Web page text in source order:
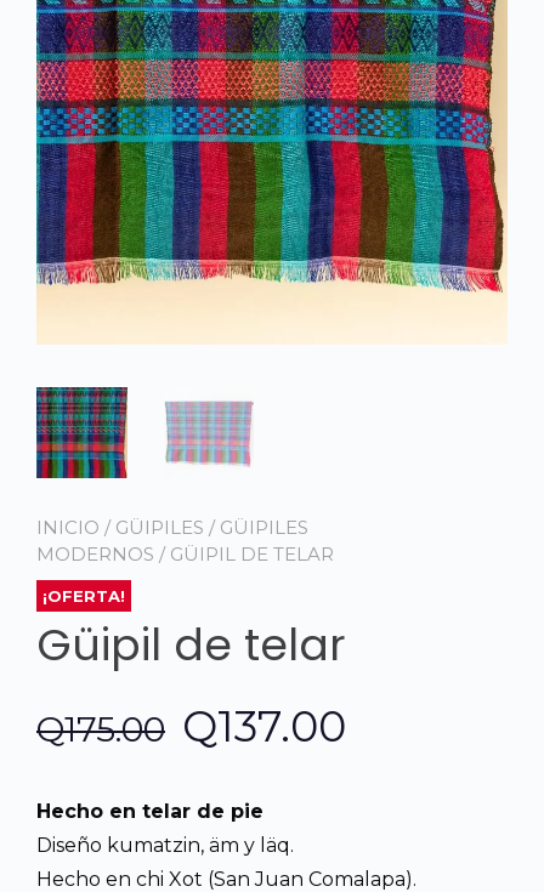
INICIO / GÜIPILES / GÜIPILES
MODERNOS / GÜIPIL DE TELAR
¡OFERTA!
Güipil de telar
Q175.00 El
precio
original
Q137.00
Hecho en telar de pie
Diseño kumatzin, äm y läq.
Hecho en chi Xot (San Juan Comalapa).